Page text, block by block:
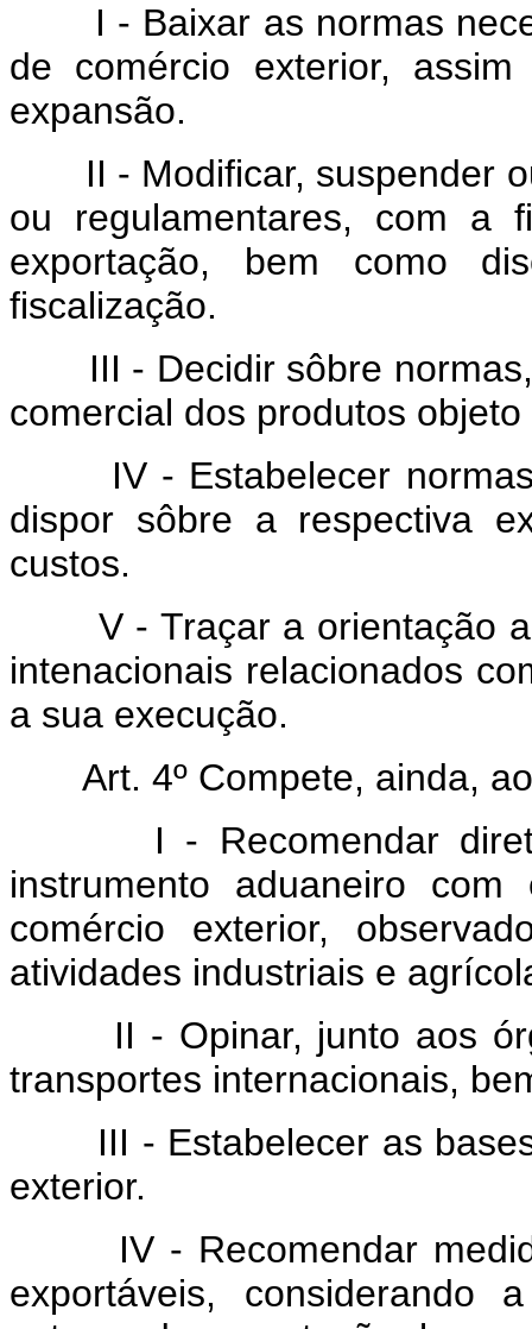
I - Baixar as normas
de comércio exterior,
expansão.
II - Modificar, suspender
ou regulamentares, com a
exportação, bem como
fiscalização.
III - Decidir sôbre normas,
comercial dos produtos
IV - Estabelecer normas
dispor sôbre a respectiva
custos.
V - Traçar a orientação a
intenacionais relacionados
a sua execução.
Art. 4º Compete, ainda,
I - Recomendar
instrumento aduaneiro
comércio exterior,
atividades industriais e
II - Opinar, junto aos
transportes internacionais,
III - Estabelecer as bases
exterior.
IV - Recomendar
exportáveis, considerando